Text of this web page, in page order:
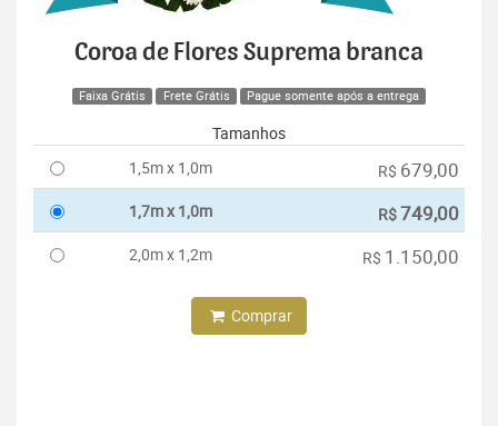
Coroa de Flores Suprema branca
Faixa Grátis Frete Grátis Pague somente após a entrega
Tamanhos
1,5m x 1,0m
R$ 679,00
1,7m x 1,0m R$749,00
2,0m x 1,2m R$ 1.150,00
Comprar